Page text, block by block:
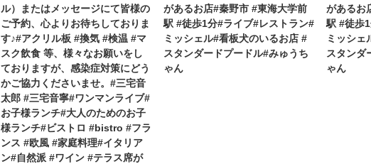
ル）またはメッセージにて皆様の
ご予約、心よりお待ちしておりま
す♪#アクリル板 #換気 #検温 #マ
スク飲食 等、様々なお願いをし
ておりますが、感染症対策にどう
かご協力くださいませ。#三宅音
太郎 #三宅音寧#ワンマンライブ#
お子様ランチ#大人のためのお子
様ランチ#ビストロ #bistro #フラ
ンス #欧風 #家庭料理#イタリア
ン#自然派 #ワイン #テラス席が
があるお店#秦野市 #東海大学前
駅 #徒歩1分#ライブ#レストラン#
ミッシェル#看板犬のいるお店 #
スタンダードプードル#みゅうち
ゃん
があるお
駅 #徒歩
ミッシェ
スタンダ
ゃん